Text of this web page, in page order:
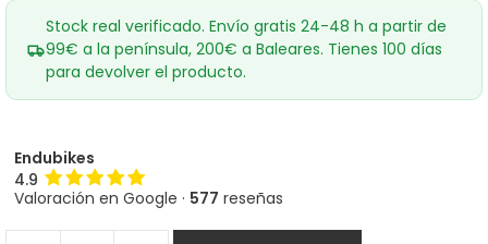
Stock real verificado. Envío gratis 24-48 h a partir de
99€ a la península, 200€ a Baleares. Tienes 100 días
para devolver el producto.
Endubikes
4.9
Valoración en Google · 577 reseñas